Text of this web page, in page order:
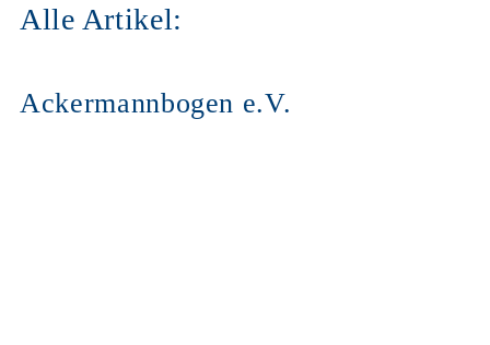
Alle Artikel:
Ackermannbogen e.V.